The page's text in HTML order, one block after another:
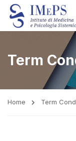
Term
Home Term